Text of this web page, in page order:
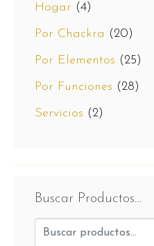
Hogar (4)
Por Chackra (20)
Por Elementos (25)
Por Funciones (28)
Servicios (2)
Buscar Productos…